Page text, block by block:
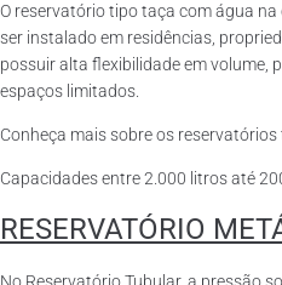
O reservatório tipo taça com água
ser instalado em residências,
possuir alta flexibilidade em volume,
espaços limitados.
Conheça mais sobre os reservatórios
Capacidades entre 2.000 litros até
RESERVATÓRIO